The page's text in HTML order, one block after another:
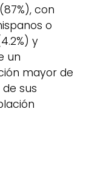
con
o
y
un
mayor de
de sus